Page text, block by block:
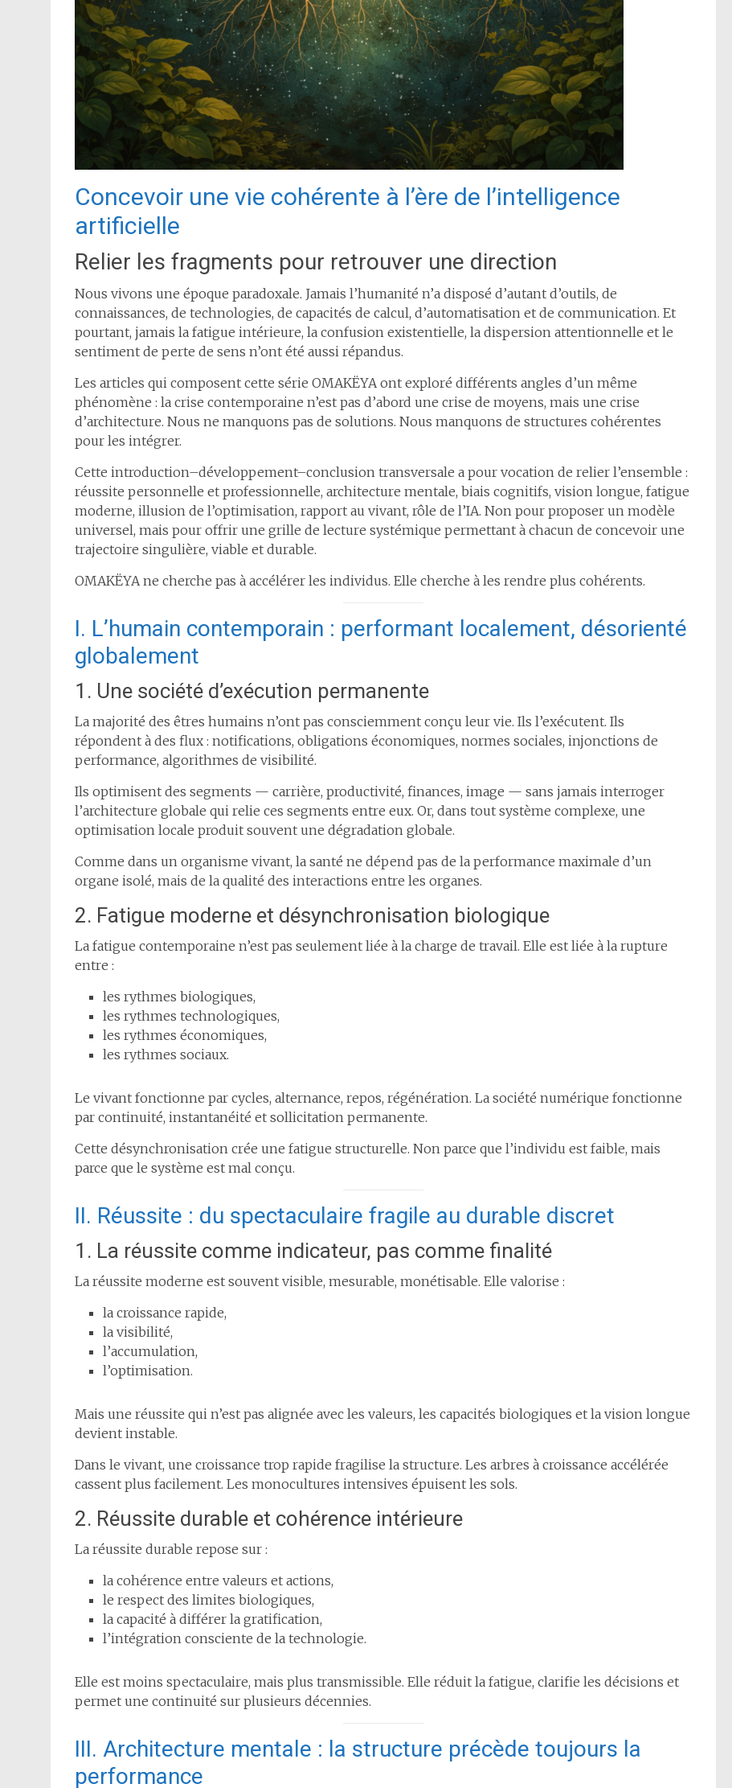
Concevoir une vie cohérente à l’ère de l’intelligence
artificielle
Relier les fragments pour retrouver une direction
Nous vivons une époque paradoxale. Jamais l’humanité n’a disposé d’autant d’outils, de
connaissances, de technologies, de capacités de calcul, d’automatisation et de communication. Et
pourtant, jamais la fatigue intérieure, la confusion existentielle, la dispersion attentionnelle et le
sentiment de perte de sens n’ont été aussi répandus.
Les articles qui composent cette série OMAKËYA ont exploré différents angles d’un même
phénomène : la crise contemporaine n’est pas d’abord une crise de moyens, mais une crise
d’architecture. Nous ne manquons pas de solutions. Nous manquons de structures cohérentes
pour les intégrer.
Cette introduction–développement–conclusion transversale a pour vocation de relier l’ensemble :
réussite personnelle et professionnelle, architecture mentale, biais cognitifs, vision longue, fatigue
moderne, illusion de l’optimisation, rapport au vivant, rôle de l’IA. Non pour proposer un modèle
universel, mais pour offrir une grille de lecture systémique permettant à chacun de concevoir une
trajectoire singulière, viable et durable.
OMAKËYA ne cherche pas à accélérer les individus. Elle cherche à les rendre plus cohérents.
I. L’humain contemporain : performant localement, désorienté
globalement
1. Une société d’exécution permanente
La majorité des êtres humains n’ont pas consciemment conçu leur vie. Ils l’exécutent. Ils
répondent à des flux : notifications, obligations économiques, normes sociales, injonctions de
performance, algorithmes de visibilité.
Ils optimisent des segments — carrière, productivité, finances, image — sans jamais interroger
l’architecture globale qui relie ces segments entre eux. Or, dans tout système complexe, une
optimisation locale produit souvent une dégradation globale.
Comme dans un organisme vivant, la santé ne dépend pas de la performance maximale d’un
organe isolé, mais de la qualité des interactions entre les organes.
2. Fatigue moderne et désynchronisation biologique
La fatigue contemporaine n’est pas seulement liée à la charge de travail. Elle est liée à la rupture
entre :
les rythmes biologiques,
les rythmes technologiques,
les rythmes économiques,
les rythmes sociaux.
Le vivant fonctionne par cycles, alternance, repos, régénération. La société numérique fonctionne
par continuité, instantanéité et sollicitation permanente.
Cette désynchronisation crée une fatigue structurelle. Non parce que l’individu est faible, mais
parce que le système est mal conçu.
II. Réussite : du spectaculaire fragile au durable discret
1. La réussite comme indicateur, pas comme finalité
La réussite moderne est souvent visible, mesurable, monétisable. Elle valorise :
la croissance rapide,
la visibilité,
l’accumulation,
l’optimisation.
Mais une réussite qui n’est pas alignée avec les valeurs, les capacités biologiques et la vision longue
devient instable.
Dans le vivant, une croissance trop rapide fragilise la structure. Les arbres à croissance accélérée
cassent plus facilement. Les monocultures intensives épuisent les sols.
2. Réussite durable et cohérence intérieure
La réussite durable repose sur :
la cohérence entre valeurs et actions,
le respect des limites biologiques,
la capacité à différer la gratification,
l’intégration consciente de la technologie.
Elle est moins spectaculaire, mais plus transmissible. Elle réduit la fatigue, clarifie les décisions et
permet une continuité sur plusieurs décennies.
III. Architecture mentale : la structure précède toujours la
performance